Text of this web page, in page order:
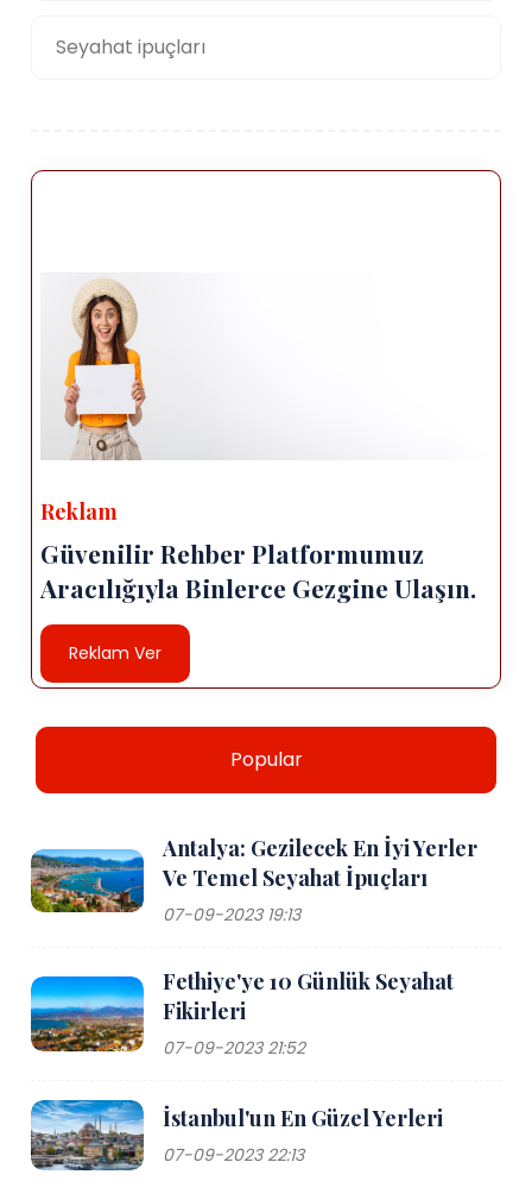
Seyahat ipuçları
Reklam
Güvenilir Rehber Platformumuz
Aracılığıyla Binlerce Gezgine Ulaşın.
Reklam Ver
Popular
Antalya: Gezilecek En İyi Yerler
Ve Temel Seyahat İpuçları
07-09-2023 19:13
Fethiye'ye 10 Günlük Seyahat
Fikirleri
07-09-2023 21:52
İstanbul'un En Güzel Yerleri
07-09-2023 22:13